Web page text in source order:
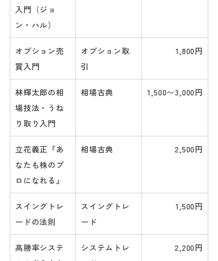
入門（ジョ
ン・ハル）
オプション売
買入門
オプション取
引
1,800円
林輝太郎の相
場技法・うね
り取り入門
相場古典 1,500〜3,000円
立花義正『あ
なたも株のプ
ロになれる』
相場古典 2,500円
スイングトレ
ードの法則
スイングトレ
ード
1,500円
高勝率システ
システムトレ
2,200円